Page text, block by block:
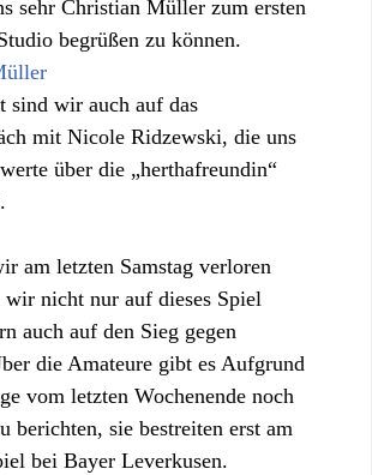
sehr Christian Müller zum ersten
begrüßen zu können.
sind wir auch auf das
mit Nicole Ridzewski, die uns
über die „herthafreundin“
am letzten Samstag verloren
wir nicht nur auf dieses Spiel
auch auf den Sieg gegen
die Amateure gibt es Aufgrund
vom letzten Wochenende noch
berichten, sie bestreiten erst am
bei Bayer Leverkusen.